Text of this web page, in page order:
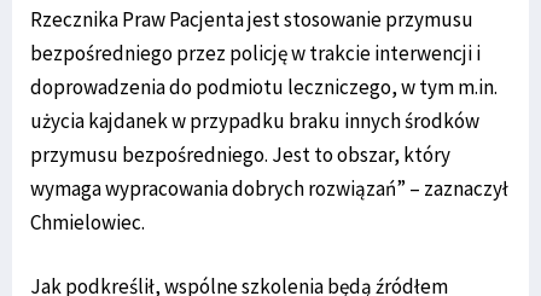
Rzecznika Praw Pacjenta jest stosowanie przymusu
bezpośredniego przez policję w trakcie interwencji i
doprowadzenia do podmiotu leczniczego, w tym m.in.
użycia kajdanek w przypadku braku innych środków
przymusu bezpośredniego. Jest to obszar, który
wymaga wypracowania dobrych rozwiązań” – zaznaczył
Chmielowiec.
Jak podkreślił, wspólne szkolenia będą źródłem